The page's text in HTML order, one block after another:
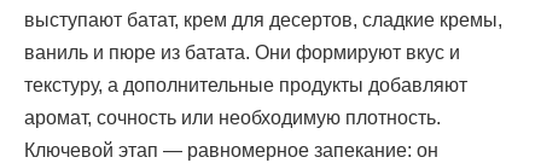
выступают батат, крем для десертов, сладкие кремы,
ваниль и пюре из батата. Они формируют вкус и
текстуру, а дополнительные продукты добавляют
аромат, сочность или необходимую плотность.
Ключевой этап — равномерное запекание: он